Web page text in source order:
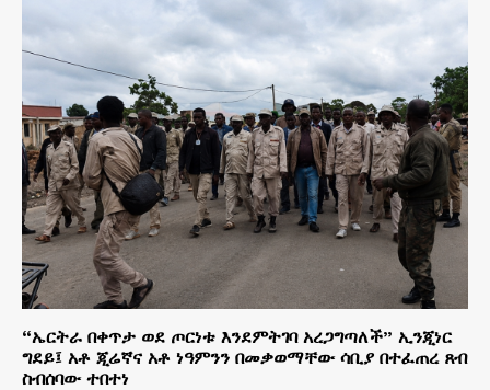
“ኤርትራ በቀጥታ ወደ ጦርነቱ እንደምትገባ አረጋግጣለች” ኢንጂነር
ግደይ፤ አቶ ጂሬኛና አቶ ነዓምንን በመቃወማቸው ሳቢያ በተፈጠረ ጸብ
ስብሰባው ተበተነ